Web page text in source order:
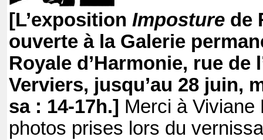
[L’exposition Imposture de
ouverte à la Galerie
Royale d’Harmonie, rue de
Verviers, jusqu’au 28 juin,
sa : 14-17h.] Merci à Viviane
photos prises lors du